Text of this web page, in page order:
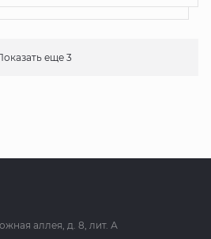
еще 3
аллея, д. 8, лит. А